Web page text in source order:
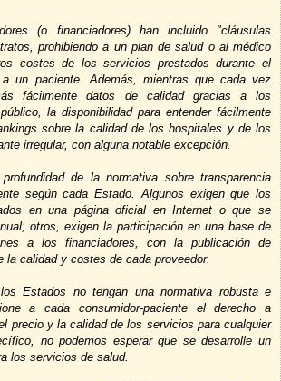
(o financiadores) han incluido "cláusulas
prohibiendo a un plan de salud o al médico
costes de los servicios prestados durante el
un paciente. Además, mientras que cada vez
fácilmente datos de calidad gracias a los
la disponibilidad para entender fácilmente
sobre la calidad de los hospitales y de los
irregular, con alguna notable excepción.
de la normativa sobre transparencia
según cada Estado. Algunos exigen que los
en una página oficial en Internet o que se
otros, exigen la participación en una base de
a los financiadores, con la publicación de
la calidad y costes de cada proveedor.
Estados no tengan una normativa robusta e
a cada consumidor-paciente el derecho a
precio y la calidad de los servicios para cualquier
no podemos esperar que se desarrolle un
los servicios de salud.